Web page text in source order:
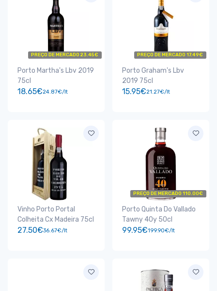
PREÇO DE MERCADO 23.45€
Porto Martha's Lbv 2019
75cl
18.65€24.87€/lt
PREÇO DE MERCADO 17.49€
Porto Graham's Lbv
2019 75cl
15.95€21.27€/lt
Vinho Porto Portal
Colheita Cx Madeira 75cl
27.50€36.67€/lt
PREÇO DE MERCADO 110.00€
Porto Quinta Do Vallado
Tawny 40y 50cl
99.95€199.90€/lt